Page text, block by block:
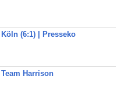
(6:1) | Presseko
Team Harrison